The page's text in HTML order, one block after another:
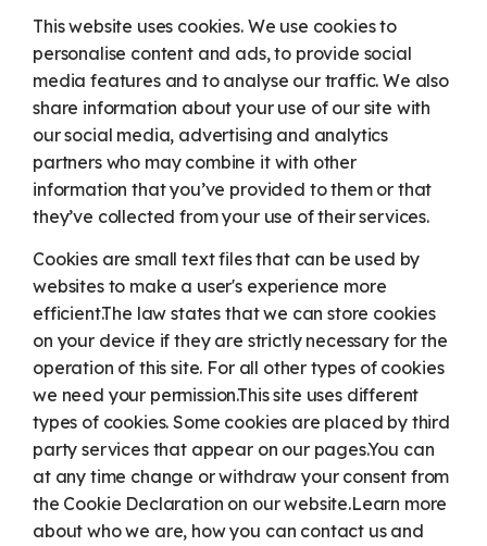
This website uses cookies. We use cookies to
personalise content and ads, to provide social
media features and to analyse our traffic. We also
share information about your use of our site with
our social media, advertising and analytics
partners who may combine it with other
information that you’ve provided to them or that
they’ve collected from your use of their services.
Cookies are small text files that can be used by
websites to make a user's experience more
efficient.The law states that we can store cookies
on your device if they are strictly necessary for the
operation of this site. For all other types of cookies
we need your permission.This site uses different
types of cookies. Some cookies are placed by third
party services that appear on our pages.You can
at any time change or withdraw your consent from
the Cookie Declaration on our website.Learn more
about who we are, how you can contact us and